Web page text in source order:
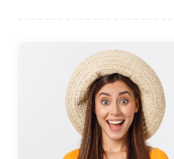
ziyaretçilerin yüzebileceği,
jet ski, şnorkelli yüzme ve
katılabileceği Tarsus'a kısa
Mersin'dedir. Akdeniz'in berrak
yüzmek için mükemmeldir ve
tatil yeri ekipman kiralama ve
aktiviteleri sunmaktadır.